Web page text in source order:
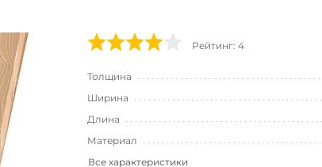
Рейтинг: 4
Толщина
Ширина
Длина
Материал
Все характеристики